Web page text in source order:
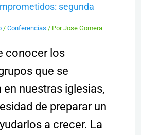
segunda
/ Conferencias / PorJose Gomera
conocer los
que se
en nuestras iglesias,
de preparar un
a crecer. La